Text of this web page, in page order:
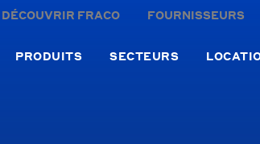
DÉCOUVRIR FRACO FOURNISSEURS
PRODUITS SECTEURS